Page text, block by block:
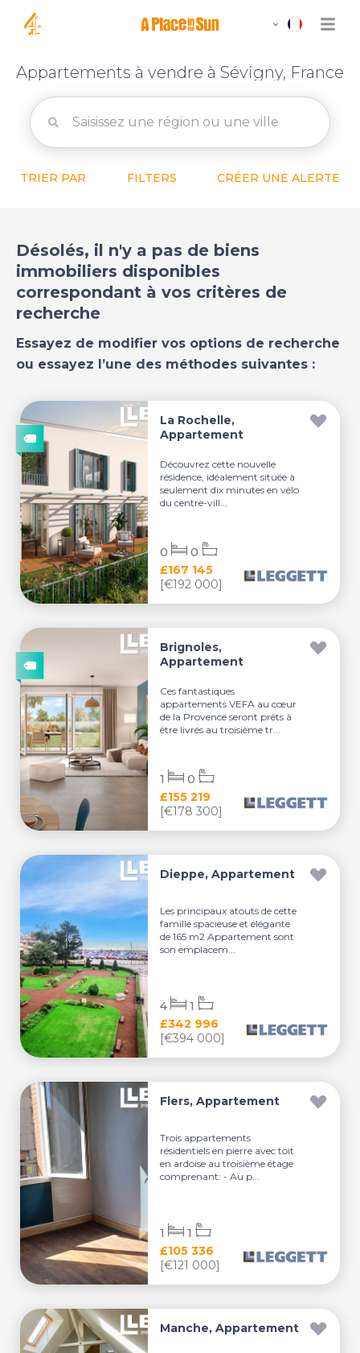
Appartements à vendre à Sévigny, France
TRIER PAR FILTERS CRÉER UNE ALERTE
Désolés, il n'y a pas de biens
immobiliers disponibles
correspondant à vos critères de
recherche
Essayez de modifier vos options de recherche
ou essayez l’une des méthodes suivantes :
La Rochelle,
Appartement
Découvrez cette nouvelle
résidence, idéalement située à
seulement dix minutes en vélo
du centre-vill...
£167 145
[€192 000]
0 0
Brignoles,
Appartement
Ces fantastiques
appartements VEFA au cœur
de la Provence seront prêts à
être livrés au troisième tr...
£155 219
[€178 300]
1 0
Dieppe, Appartement
Les principaux atouts de cette
famille spacieuse et élégante
de 165 m2 Appartement sont
son emplacem...
£342 996
[€394 000]
4 1
Flers, Appartement
Trois appartements
résidentiels en pierre avec toit
en ardoise au troisième étage
comprenant: - Au p...
£105 336
[€121 000]
1 1
Manche, Appartement